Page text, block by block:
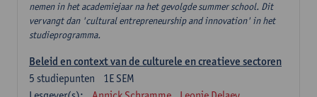
nemen in het academiejaar na het gevolgde summer school. Dit
vervangt dan 'cultural entrepreneurship and innovation' in het
studieprogramma.
Beleid en context van de culturele en creatieve sectoren
1E SEM
5 studiepunten